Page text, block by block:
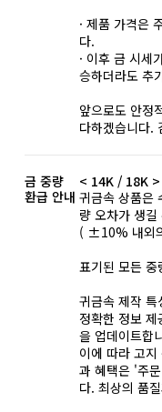
· 제품 가격은
다.
· 이후 금 시세
승하더라도 추
앞으로도 안정
다하겠습니다.
금 중량
환급 안내
< 14K / 18K >
귀금속 상품은
량 오차가 생
( ±10% 내외
표기된 모든 중
귀금속 제작 특
정확한 정보
을 업데이트합
이에 따라 고
과 혜택은 '주
다. 최상의 품